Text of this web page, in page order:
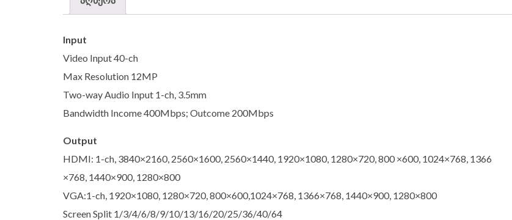
Input
Video Input 40-ch
Max Resolution 12MP
Two-way Audio Input 1-ch, 3.5mm
Bandwidth Income 400Mbps; Outcome 200Mbps
Output
HDMI: 1-ch, 3840×2160, 2560×1600, 2560×1440, 1920×1080, 1280×720, 800 ×600, 1024×768, 1366
×768, 1440×900, 1280×800
VGA:1-ch, 1920×1080, 1280×720, 800×600,1024×768, 1366×768, 1440×900, 1280×800
Screen Split 1/3/4/6/8/9/10/13/16/20/25/36/40/64